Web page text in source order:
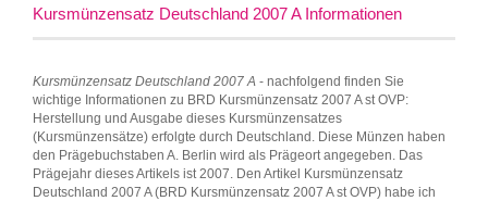
Kursmünzensatz Deutschland 2007 A Informationen
Kursmünzensatz Deutschland 2007 A - nachfolgend finden Sie
wichtige Informationen zu BRD Kursmünzensatz 2007 A st OVP:
Herstellung und Ausgabe dieses Kursmünzensatzes
(Kursmünzensätze) erfolgte durch Deutschland. Diese Münzen haben
den Prägebuchstaben A. Berlin wird als Prägeort angegeben. Das
Prägejahr dieses Artikels ist 2007. Den Artikel Kursmünzensatz
Deutschland 2007 A (BRD Kursmünzensatz 2007 A st OVP) habe ich